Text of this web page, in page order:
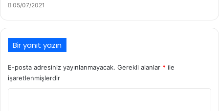
05/07/2021
Bir yanıt yazın
E-posta adresiniz yayınlanmayacak. Gerekli alanlar * ile
işaretlenmişlerdir